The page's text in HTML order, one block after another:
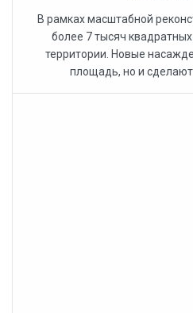
В рамках масштабной
более 7 тысяч
территории. Новые
площадь, но и сделают